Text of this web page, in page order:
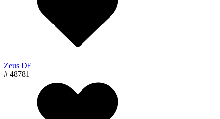
Zeus DF
# 48781